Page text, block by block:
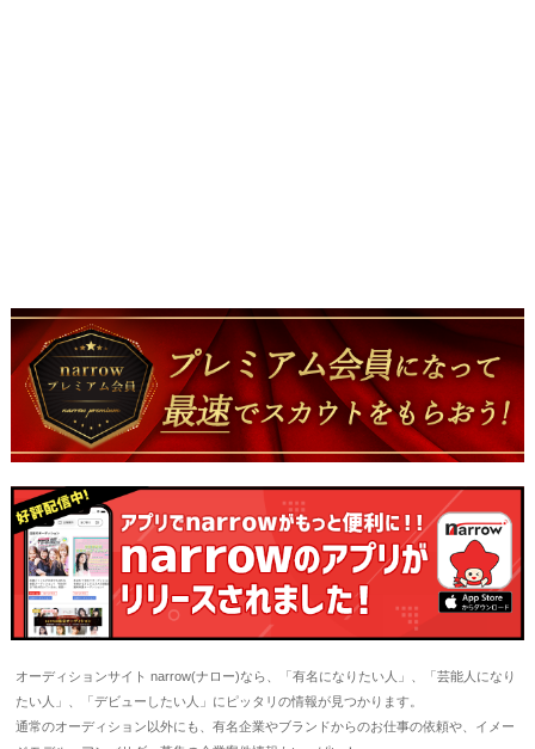
オーディションサイト narrow(ナロー)なら、「有名になりたい人」、「芸能人になり
たい人」、「デビューしたい人」にピッタリの情報が見つかります。
通常のオーディション以外にも、有名企業やブランドからのお仕事の依頼や、イメー